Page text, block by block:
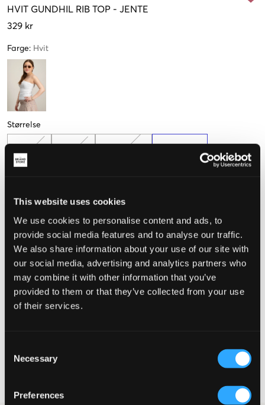
This website uses cookies
We use cookies to personalise content and ads, to
provide social media features and to analyse our traffic.
We also share information about your use of our site with
our social media, advertising and analytics partners who
may combine it with other information that you’ve
provided to them or that they’ve collected from your use
of their services.
Selection
Necessary
Preferences
HVIT GUNDHIL RIB TOP - JENTE
329 kr
Farge: Hvit
Størrelse
134-140
Få igjen
Opplevd størrelse
Riktig
STØRRELSESTABELL
Rask levering